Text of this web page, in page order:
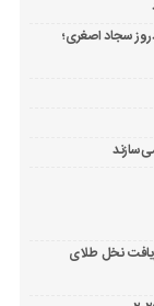
سجاد اصغری؛
نخل طلای